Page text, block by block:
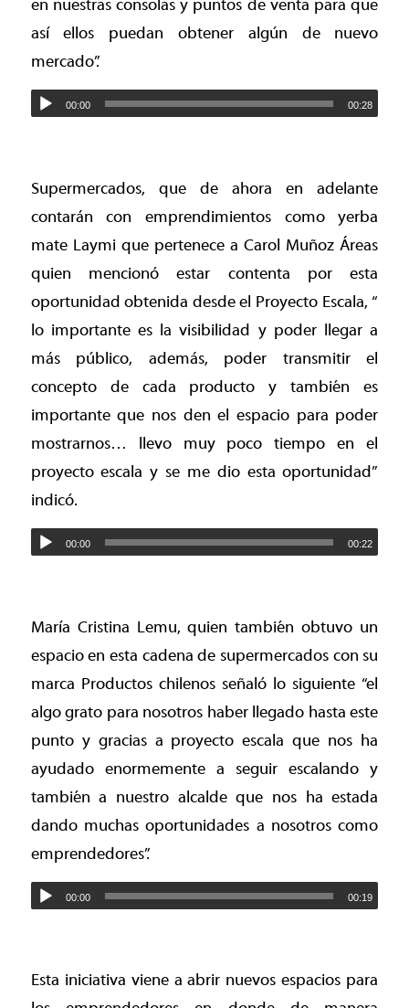
en nuestras consolas y puntos de venta para que
así ellos puedan obtener algún de nuevo
mercado”.
00:00 00:28
Supermercados, que de ahora en adelante
contarán con emprendimientos como yerba
mate Laymi que pertenece a Carol Muñoz Áreas
quien mencionó estar contenta por esta
oportunidad obtenida desde el Proyecto Escala, “
lo importante es la visibilidad y poder llegar a
más público, además, poder transmitir el
concepto de cada producto y también es
importante que nos den el espacio para poder
mostrarnos… llevo muy poco tiempo en el
proyecto escala y se me dio esta oportunidad”
indicó.
00:00 00:22
María Cristina Lemu, quien también obtuvo un
espacio en esta cadena de supermercados con su
marca Productos chilenos señaló lo siguiente “el
algo grato para nosotros haber llegado hasta este
punto y gracias a proyecto escala que nos ha
ayudado enormemente a seguir escalando y
también a nuestro alcalde que nos ha estada
dando muchas oportunidades a nosotros como
emprendedores”.
00:00 00:19
Esta iniciativa viene a abrir nuevos espacios para